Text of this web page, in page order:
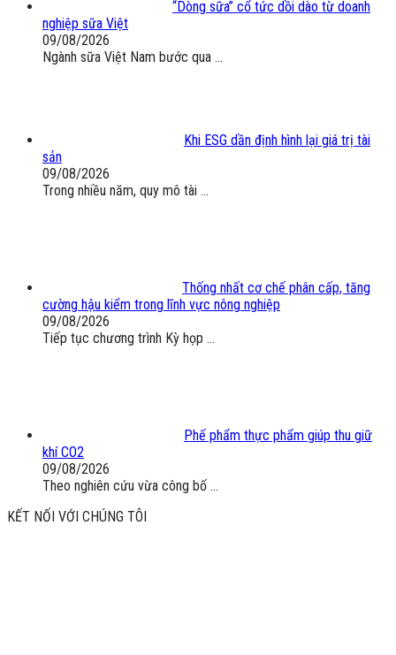
“Dòng sữa” cổ tức dồi dào từ doanh
nghiệp sữa Việt
09/08/2026
Ngành sữa Việt Nam bước qua ...
Khi ESG dần định hình lại giá trị tài
sản
09/08/2026
Trong nhiều năm, quy mô tài ...
Thống nhất cơ chế phân cấp, tăng
cường hậu kiểm trong lĩnh vực nông nghiệp
09/08/2026
Tiếp tục chương trình Kỳ họp ...
Phế phẩm thực phẩm giúp thu giữ
khí CO2
09/08/2026
Theo nghiên cứu vừa công bố ...
KẾT NỐI VỚI CHÚNG TÔI